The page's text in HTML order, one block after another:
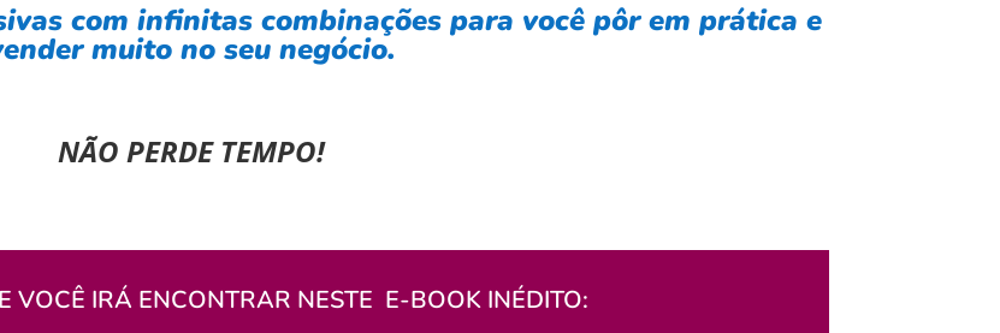
com infinitas combinações para você pôr em prática e
muito no seu negócio.
NÃO PERDE TEMPO!
VOCÊ IRÁ ENCONTRAR NESTE E-BOOK INÉDITO: